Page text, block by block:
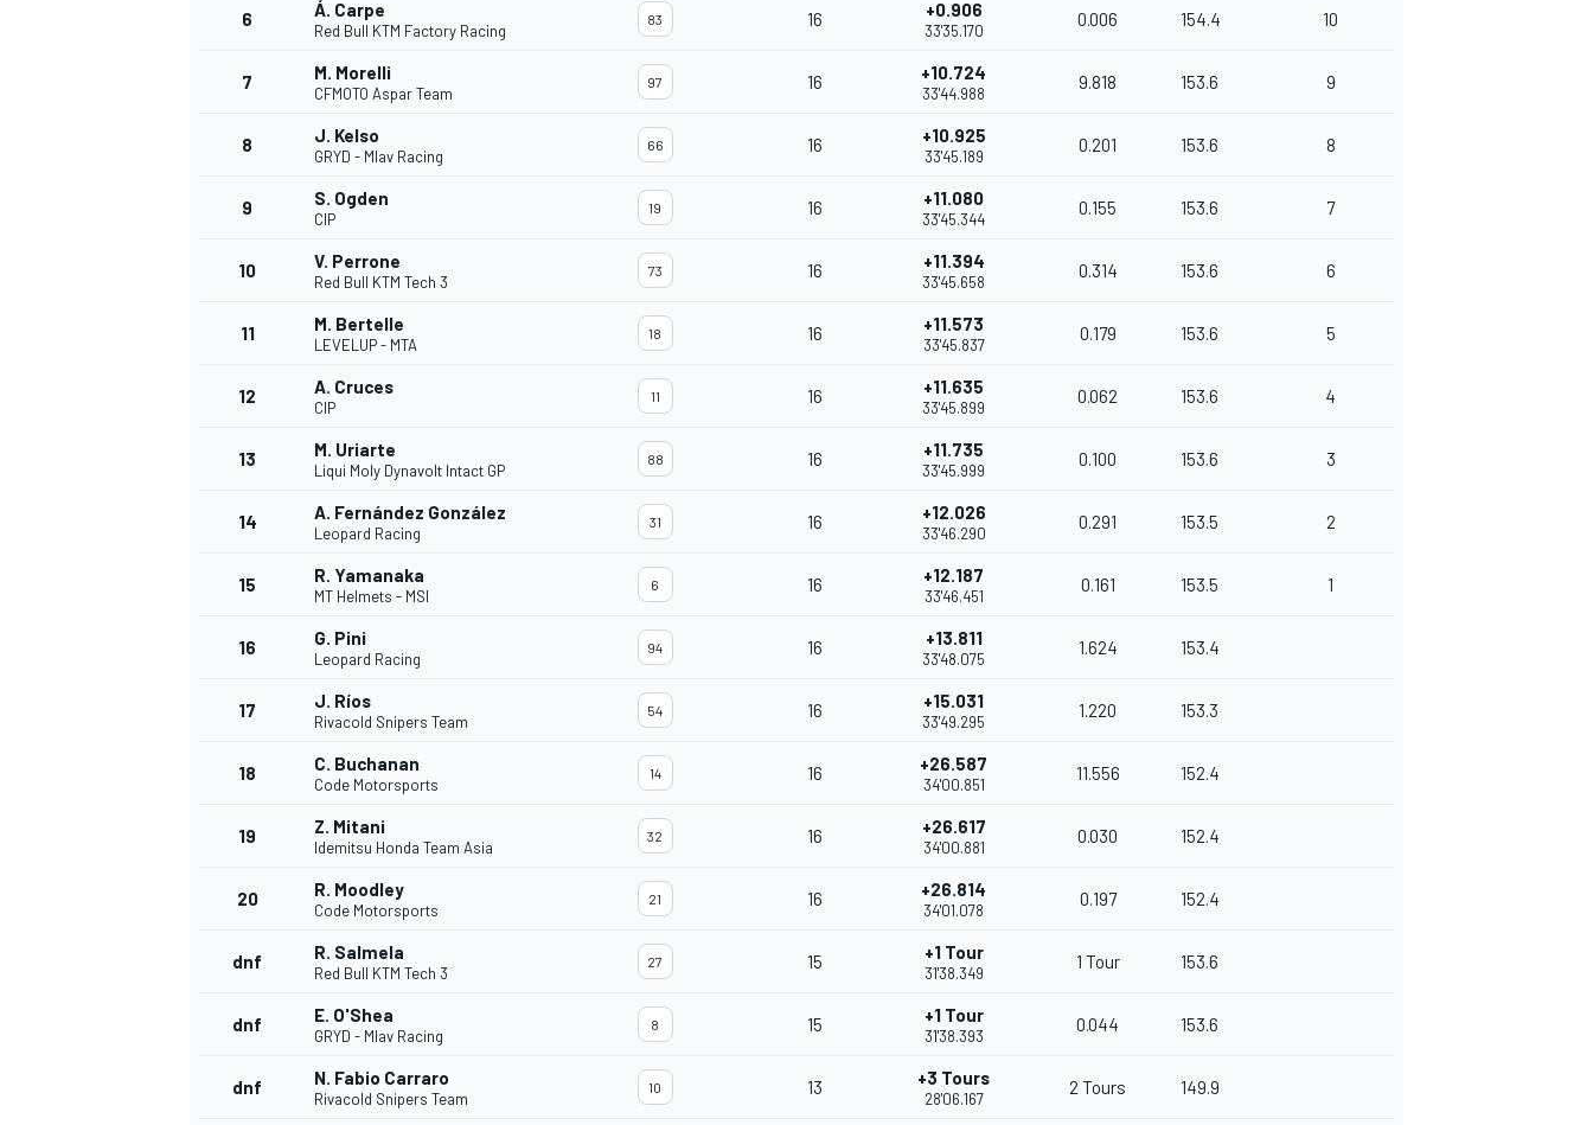
6 Á. Carpe
Red Bull KTM Factory Racing
83 16 +0.906
33'35.170
0.006 154.4 10
7 M. Morelli
CFMOTO Aspar Team
97 16 +10.724
33'44.988
9.818 153.6 9
8 J. Kelso
GRYD - Mlav Racing
66 16 +10.925
33'45.189
0.201 153.6 8
9 S. Ogden
CIP
19 16 +11.080
33'45.344
0.155 153.6 7
10 V. Perrone
Red Bull KTM Tech 3
73 16 +11.394
33'45.658
0.314 153.6 6
11 M. Bertelle
LEVELUP - MTA
18 16 +11.573
33'45.837
0.179 153.6 5
12 A. Cruces
CIP
11 16 +11.635
33'45.899
0.062 153.6 4
13 M. Uriarte
Liqui Moly Dynavolt Intact GP
88 16 +11.735
33'45.999
0.100 153.6 3
14 A. Fernández González
Leopard Racing
31 16 +12.026
33'46.290
0.291 153.5 2
15 R. Yamanaka
MT Helmets - MSI
6 16 +12.187
33'46.451
0.161 153.5 1
16 G. Pini
Leopard Racing
94 16 +13.811
33'48.075
1.624 153.4
17 J. Ríos
Rivacold Snipers Team
54 16 +15.031
33'49.295
1.220 153.3
18 C. Buchanan
Code Motorsports
14 16 +26.587
34'00.851
11.556 152.4
19 Z. Mitani
Idemitsu Honda Team Asia
32 16 +26.617
34'00.881
0.030 152.4
20 R. Moodley
Code Motorsports
21 16 +26.814
34'01.078
0.197 152.4
dnf R. Salmela
Red Bull KTM Tech 3
27 15 +1 Tour
31'38.349
1 Tour 153.6
dnf E. O'Shea
GRYD - Mlav Racing
8 15 +1 Tour
31'38.393
0.044 153.6
dnf N. Fabio Carraro
Rivacold Snipers Team
10 13 +3 Tours
28'06.167
2 Tours 149.9